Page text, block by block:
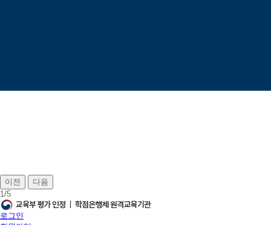
이전
다음
1/5
로그인